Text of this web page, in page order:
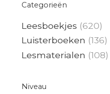
Categorieën
Leesboekjes (620)
Luisterboeken (136)
Lesmaterialen (108)
Niveau